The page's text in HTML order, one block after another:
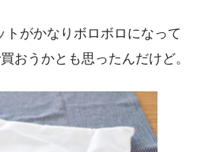
がかなりボロボロになって
おうかとも思ったんだけど。